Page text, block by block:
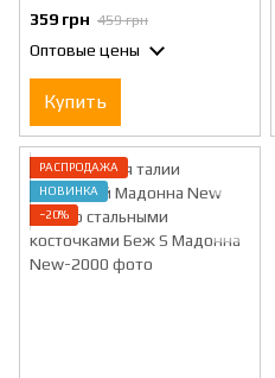
моделирующие Беж M
359 грн 459 грн
Оптовые цены
Купить
РАСПРОДАЖА
НОВИНКА
−20%